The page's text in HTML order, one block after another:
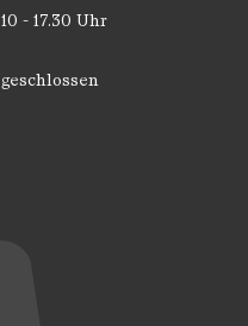
10 - 17.30 Uhr
geschlossen